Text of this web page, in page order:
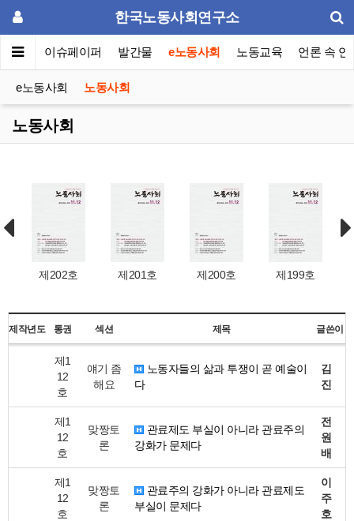
한국노동사회연구소
포럼 이슈페이퍼 발간물 e노동사회 노동교육 언론 속 연
e노동사회 노동사회
노동사회
제202호 제201호 제200호 제199호
제작년도 통권 섹션 제목 글쓴이
제1
12
호
얘기 좀
해요
노동자들의 삶과 투쟁이 곧 예술이
다
김
진
제1
12
호
맞짱토
론
관료제도 부실이 아니라 관료주의
강화가 문제다
전
원
배
제1
12
호
맞짱토
론
관료주의 강화가 아니라 관료제도
부실이 문제다
이
주
호